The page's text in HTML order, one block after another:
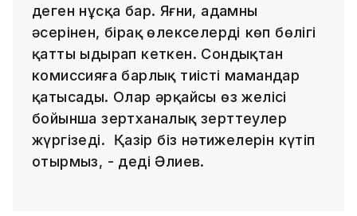
деген нұсқа бар. Яғни, адамның
әсерінен, бірақ өлекселердің көп бөлігі
қатты ыдырап кеткен. Сондықтан
комиссияға барлық тиісті мамандар
қатысады. Олар әрқайсы өз желісі
бойынша зертханалық зерттеулер
жүргізеді. Қазір біз нәтижелерін күтіп
отырмыз, - деді Әлиев.